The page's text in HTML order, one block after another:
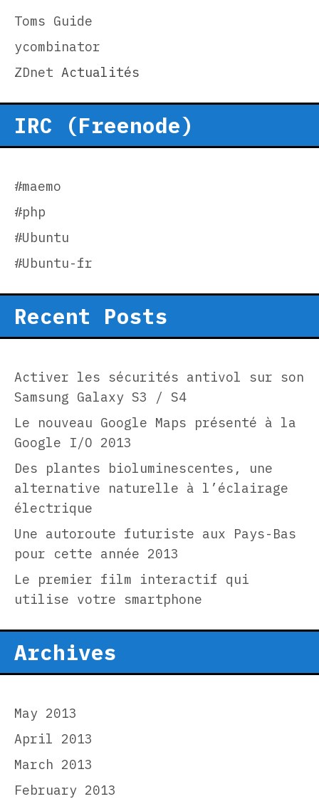
Toms Guide
ycombinator
ZDnet Actualités
IRC (Freenode)
#maemo
#php
#Ubuntu
#Ubuntu-fr
Recent Posts
Activer les sécurités antivol sur son
Samsung Galaxy S3 / S4
Le nouveau Google Maps présenté à la
Google I/O 2013
Des plantes bioluminescentes, une
alternative naturelle à l’éclairage
électrique
Une autoroute futuriste aux Pays-Bas
pour cette année 2013
Le premier film interactif qui
utilise votre smartphone
Archives
May 2013
April 2013
March 2013
February 2013